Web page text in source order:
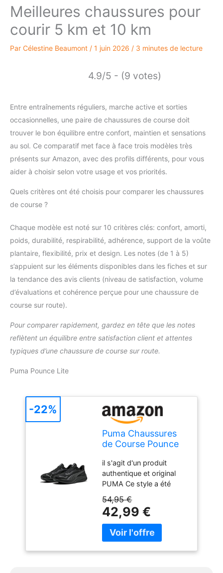
Meilleures chaussures pour
courir 5 km et 10 km
Par Célestine Beaumont / 1 juin 2026 / 3 minutes de lecture
4.9/5 - (9 votes)
Entre entraînements réguliers, marche active et sorties
occasionnelles, une paire de chaussures de course doit
trouver le bon équilibre entre confort, maintien et sensations
au sol. Ce comparatif met face à face trois modèles très
présents sur Amazon, avec des profils différents, pour vous
aider à choisir selon votre usage et vos priorités.
Quels critères ont été choisis pour comparer les chaussures
de course ?
Chaque modèle est noté sur 10 critères clés: confort, amorti,
poids, durabilité, respirabilité, adhérence, support de la voûte
plantaire, flexibilité, prix et design. Les notes (de 1 à 5)
s’appuient sur les éléments disponibles dans les fiches et sur
la tendance des avis clients (niveau de satisfaction, volume
d’évaluations et cohérence perçue pour une chaussure de
course sur route).
Pour comparer rapidement, gardez en tête que les notes
reflètent un équilibre entre satisfaction client et attentes
typiques d’une chaussure de course sur route.
Puma Pounce Lite
Puma Chaussures
de Course Pounce
Puma Noir, Gris
foncé Froid, 42.5
EU
il s'agit d'un produit
authentique et original
PUMA Ce style a été
durable il assure un
ajustement optimal
Confortable à porter Idéal
pour toutes les
54,95 €
42,99 €
-22%